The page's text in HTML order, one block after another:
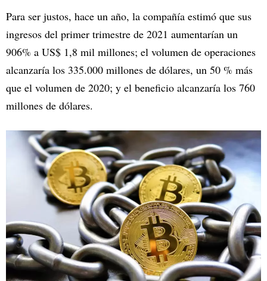
Para ser justos, hace un año, la compañía estimó que sus
ingresos del primer trimestre de 2021 aumentarían un
906% a US$ 1,8 mil millones; el volumen de operaciones
alcanzaría los 335.000 millones de dólares, un 50 % más
que el volumen de 2020; y el beneficio alcanzaría los 760
millones de dólares.